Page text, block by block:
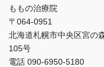
ももの治療院
〒064-0951
北海道札幌市中央区宮
105号
電話 090-6950-5180